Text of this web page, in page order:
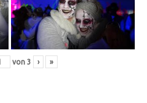
von 3 › »